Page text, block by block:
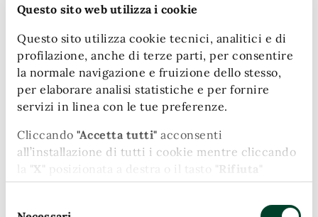
Questo sito web utilizza i cookie
Questo sito utilizza cookie tecnici, analitici e di
profilazione, anche di terze parti, per consentire
la normale navigazione e fruizione dello stesso,
per elaborare analisi statistiche e per fornire
servizi in linea con le tue preferenze.
Cliccando "Accetta tutti" acconsenti
all’installazione di tutti i cookie mentre cliccando
la "X" posizionata a destra o il tasto "Rifiuta"
chiudi il banner e continui la navigazione in
“L’inserimento della Variante nel Defr, il confronto avviato con
i tecnici di Anas e il coordinamento con i comuni di Terni e
Narni rappresentano – dichiaraFrancesco De Rebotti,
assessore regionale alle Infrastrutture e Opere Pubbliche - i
passi concreti con cui questa Giunta sta lavorando sull’opera.
Il Pfte è un patrimonio tecnico solido, che va aggiornato nei
il lavoro che stiamo portando avanti con metodo”.
“Condividiamo da sempre la prospettiva di realizzazione di